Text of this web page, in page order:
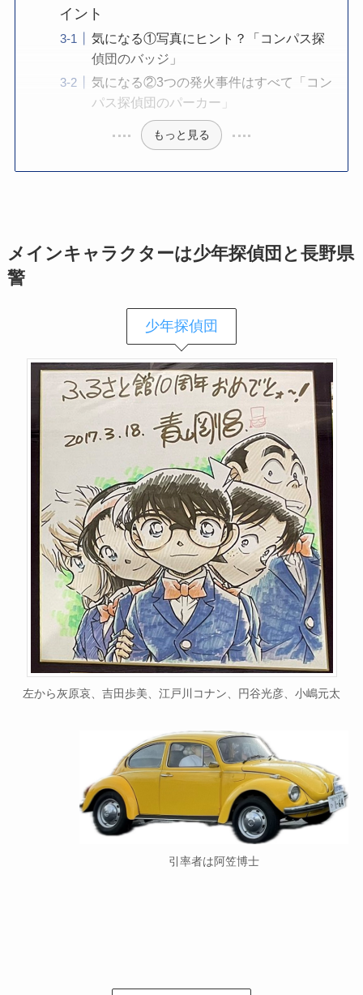
イント
気になる①写真にヒント？「コンパス探
偵団のバッジ」
気になる②3つの発火事件はすべて「コン
パス探偵団のパーカー」
もっと見る
メインキャラクターは少年探偵団と長野県
警
少年探偵団
左から灰原哀、吉田歩美、江戸川コナン、円谷光彦、小嶋元太
引率者は阿笠博士